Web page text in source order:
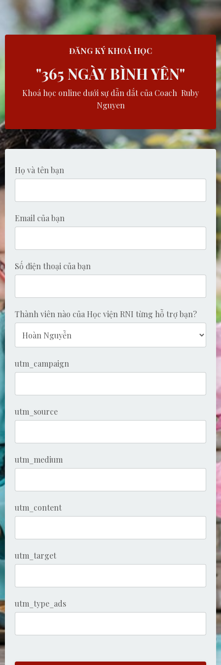
ĐĂNG KÝ KHOÁ HỌC
"365 NGÀY BÌNH YÊN"
Khoá học online dưới sự dẫn dắt của Coach Ruby
Nguyen
Họ và tên bạn
Email của bạn
Số điện thoại của bạn
Thành viên nào của Học viện RNI từng hỗ trợ bạn?
utm_campaign
utm_source
utm_medium
utm_content
utm_target
utm_type_ads